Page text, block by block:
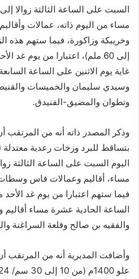
السبت على الساعة الثالثة زوالا
مساء من اليوم ذاته، عمالات
إلى 60 ملم)، اعتبارا من يوم غد
غاية يوم الاثنين على الساعة
وسيدي سليمان والخميسات
وتطوان والمضيق-الفنيدق.
وذكر المصدر ذاته أنه من المرتقب
اليوم السبت على الساعة الثالثة
مساء، أقاليم وعمالات فاس
فيما ستهم اعتبارا من يوم غد الأحد
الساعة الحادية عشرة مساء
والفقيه بن صالح وقلعة السراغنة
وأضافت المديرية أنه من المرتقب